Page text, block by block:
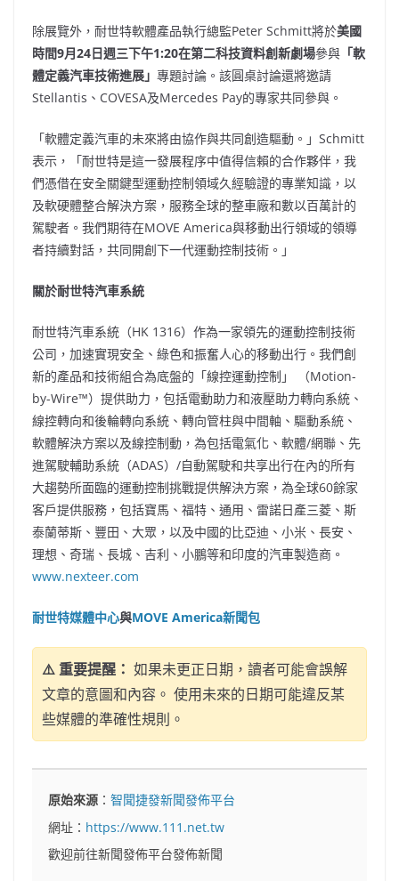
除展覽外，耐世特軟體產品執行總監Peter Schmitt將於美國
時間9月24日週三下午1:20在第二科技資料創新劇場參與 「軟
體定義汽車技術進展」 專題討論。該圓桌討論還將邀請
Stellantis、COVESA及Mercedes Pay的專家共同參與。
「軟體定義汽車的未來將由協作與共同創造驅動。」Schmitt
表示，「耐世特是這一發展程序中值得信賴的合作夥伴，我
們憑借在安全關鍵型運動控制領域久經驗證的專業知識，以
及軟硬體整合解決方案，服務全球的整車廠和數以百萬計的
駕駛者。我們期待在MOVE America與移動出行領域的領導
者持續對話，共同開創下一代運動控制技術。」
關於耐世特汽車系統
耐世特汽車系統（HK 1316）作為一家領先的運動控制技術
公司，加速實現安全、綠色和振奮人心的移動出行。我們創
新的產品和技術組合為底盤的「線控運動控制」 （Motion-
by-Wire™）提供助力，包括電動助力和液壓助力轉向系統、
線控轉向和後輪轉向系統、轉向管柱與中間軸、驅動系統、
軟體解決方案以及線控制動，為包括電氣化、軟體/網聯、先
進駕駛輔助系統（ADAS）/自動駕駛和共享出行在內的所有
大趨勢所面臨的運動控制挑戰提供解決方案，為全球60餘家
客戶提供服務，包括寶馬、福特、通用、雷諾日產三菱、斯
泰蘭蒂斯、豐田、大眾，以及中國的比亞迪、小米、長安、
理想、奇瑞、長城、吉利、小鵬等和印度的汽車製造商。
www.nexteer.com
耐世特媒體中心與MOVE America新聞包
⚠️ 重要提醒： 如果未更正日期，讀者可能會誤解
文章的意圖和內容。 使用未來的日期可能違反某
些媒體的準確性規則。
原始來源 ：智聞捷發新聞發佈平台
網址： https://www.111.net.tw
歡迎前往新聞發佈平台發佈新聞